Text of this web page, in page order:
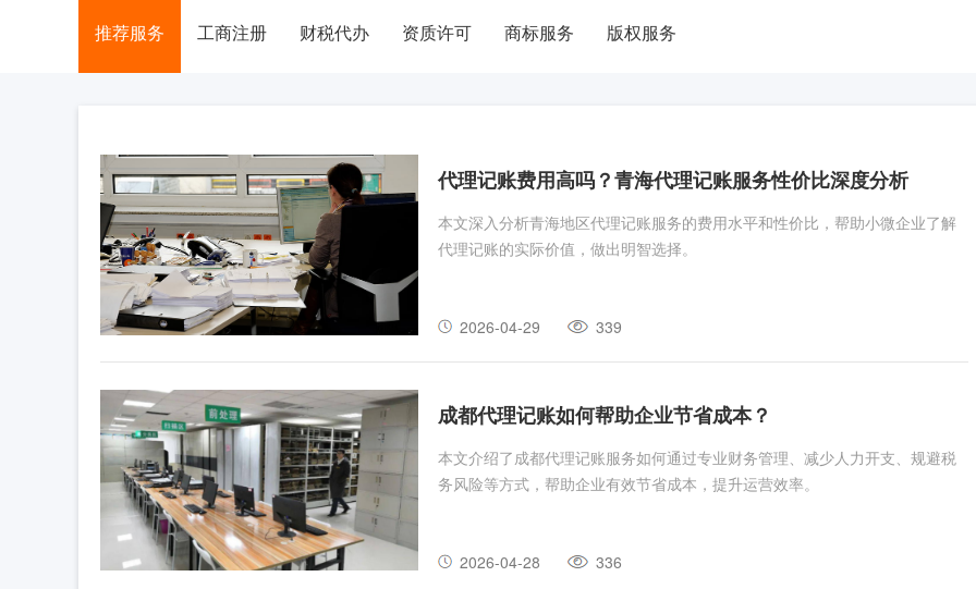
推荐服务 工商注册 财税代办 资质许可 商标服务 版权服务
代理记账费用高吗？青海代理记账服务性价比深度分析
本文深入分析青海地区代理记账服务的费用水平和性价比，帮助小微企业了解
代理记账的实际价值，做出明智选择。
2026-04-29 339
成都代理记账如何帮助企业节省成本？
本文介绍了成都代理记账服务如何通过专业财务管理、减少人力开支、规避税
务风险等方式，帮助企业有效节省成本，提升运营效率。
2026-04-28 336